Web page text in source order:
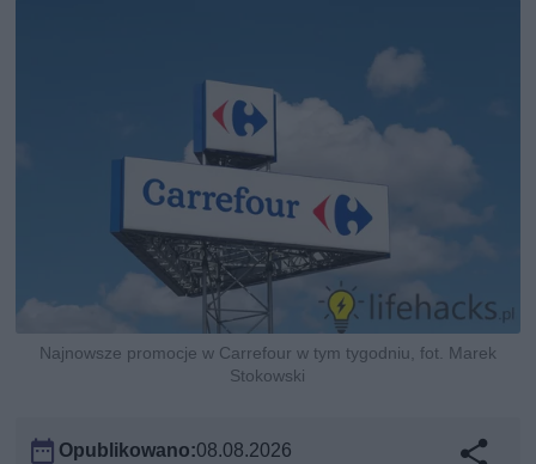
Najnowsze promocje w Carrefour w tym tygodniu, fot. Marek
Stokowski
Opublikowano:08.08.2026